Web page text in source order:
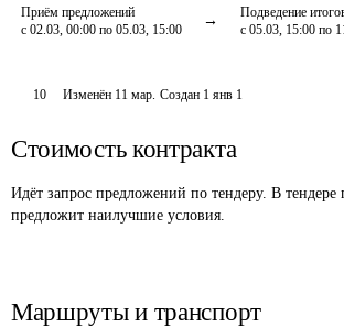
Приём предложений
с 02.03, 00:00 по 05.03, 15:00
Подведение
с 05.03, 15:00 по
10 Изменён 11 мар. Создан 1 янв 1
Стоимость контракта
Идёт запрос предложений по тендеру. В тендере
предложит наилучшие условия.
Маршруты и транспорт